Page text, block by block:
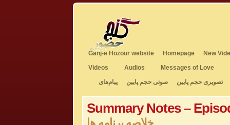
Ganj-e Hozour website Homepage New
Videos
Audios Messages of Love
تصویری حجم پایین صوتی حجم پایین
پیام‌های
Summary Notes –